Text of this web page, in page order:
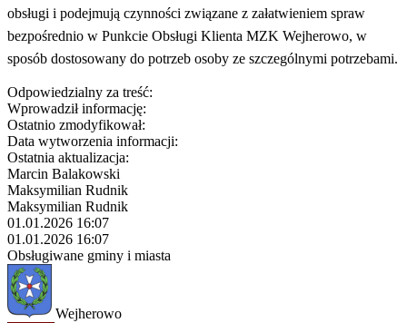
obsługi i podejmują czynności związane z załatwieniem spraw
bezpośrednio w Punkcie Obsługi Klienta MZK Wejherowo, w
sposób dostosowany do potrzeb osoby ze szczególnymi potrzebami.
Odpowiedzialny za treść:
Wprowadził informację:
Ostatnio zmodyfikował:
Data wytworzenia informacji:
Ostatnia aktualizacja:
Marcin Balakowski
Maksymilian Rudnik
Maksymilian Rudnik
01.01.2026 16:07
01.01.2026 16:07
Obsługiwane gminy i miasta
Wejherowo